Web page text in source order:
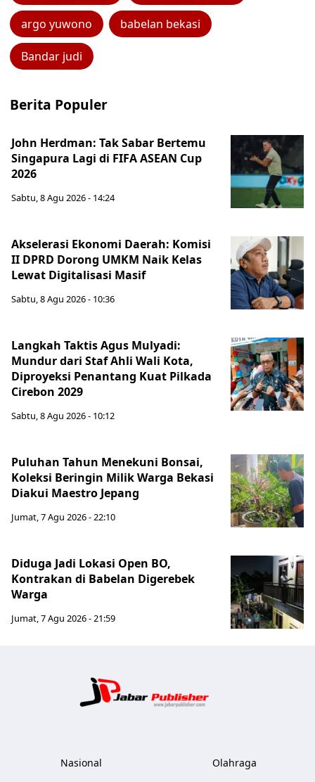
argo yuwono babelan bekasi
Bandar judi
Berita Populer
John Herdman: Tak Sabar Bertemu
Singapura Lagi di FIFA ASEAN Cup
2026
Sabtu, 8 Agu 2026 - 14:24
Akselerasi Ekonomi Daerah: Komisi
II DPRD Dorong UMKM Naik Kelas
Lewat Digitalisasi Masif
Sabtu, 8 Agu 2026 - 10:36
Langkah Taktis Agus Mulyadi:
Mundur dari Staf Ahli Wali Kota,
Diproyeksi Penantang Kuat Pilkada
Cirebon 2029
Sabtu, 8 Agu 2026 - 10:12
Puluhan Tahun Menekuni Bonsai,
Koleksi Beringin Milik Warga Bekasi
Diakui Maestro Jepang
Jumat, 7 Agu 2026 - 22:10
Diduga Jadi Lokasi Open BO,
Kontrakan di Babelan Digerebek
Warga
Jumat, 7 Agu 2026 - 21:59
Nasional
Olahraga